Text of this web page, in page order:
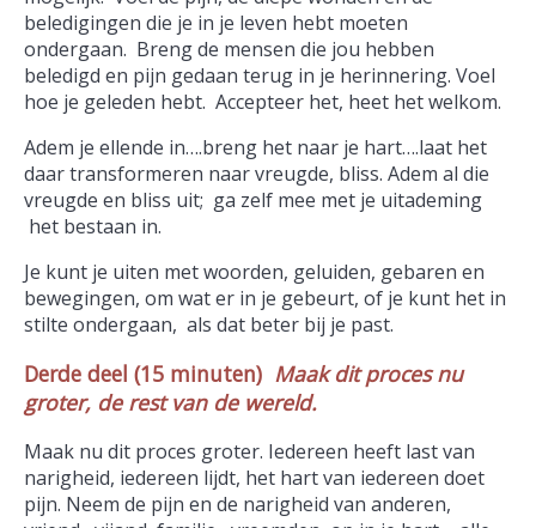
beledigingen die je in je leven hebt moeten
ondergaan. Breng de mensen die jou hebben
beledigd en pijn gedaan terug in je herinnering. Voel
hoe je geleden hebt. Accepteer het, heet het welkom.
Adem je ellende in….breng het naar je hart….laat het
daar transformeren naar vreugde, bliss. Adem al die
vreugde en bliss uit; ga zelf mee met je uitademing
het bestaan in.
Je kunt je uiten met woorden, geluiden, gebaren en
bewegingen, om wat er in je gebeurt, of je kunt het in
stilte ondergaan, als dat beter bij je past.
Derde deel (15 minuten) Maak dit proces nu
groter, de rest van de wereld.
Maak nu dit proces groter. Iedereen heeft last van
narigheid, iedereen lijdt, het hart van iedereen doet
pijn. Neem de pijn en de narigheid van anderen,